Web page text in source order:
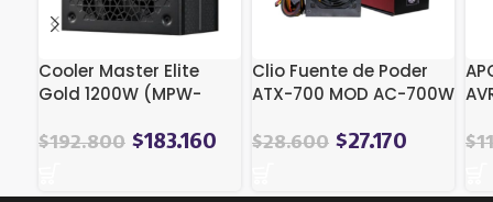
Cooler Master Elite
Gold 1200W (MPW-
$192.800 $183.160
Clio Fuente de Poder
ATX-700 MOD AC-700W
$28.600 $27.170 $